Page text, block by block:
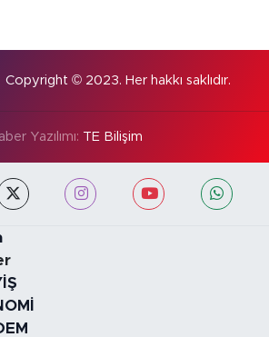
Copyright © 2023. Her hakkı saklıdır.
Yazılımı: TE Bilişim